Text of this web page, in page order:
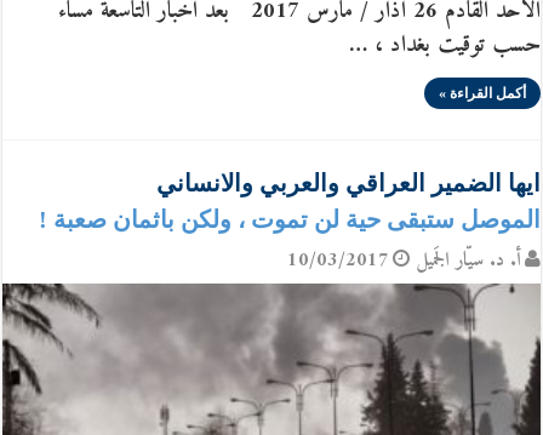
الاحد القادم 26 آذار / مارس 2017 بعد اخبار التاسعة مساء
حسب توقيت بغداد ، …
أكمل القراءة »
ايها الضمير العراقي والعربي والانساني
الموصل ستبقى حية لن تموت ، ولكن باثمان صعبة !
أ. د. سيّار الجَميل 10/03/2017